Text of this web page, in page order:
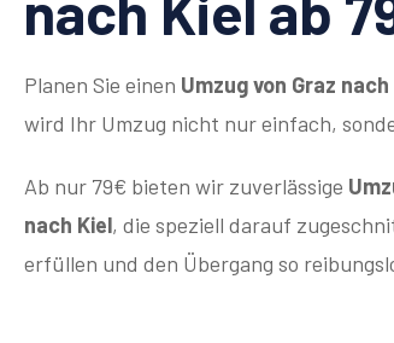
Planen Sie einen Umzug von Graz nach
wird Ihr Umzug nicht nur einfach,
Ab nur 79€ bieten wir zuverlässige
nach Kiel, die speziell darauf
erfüllen und den Übergang so